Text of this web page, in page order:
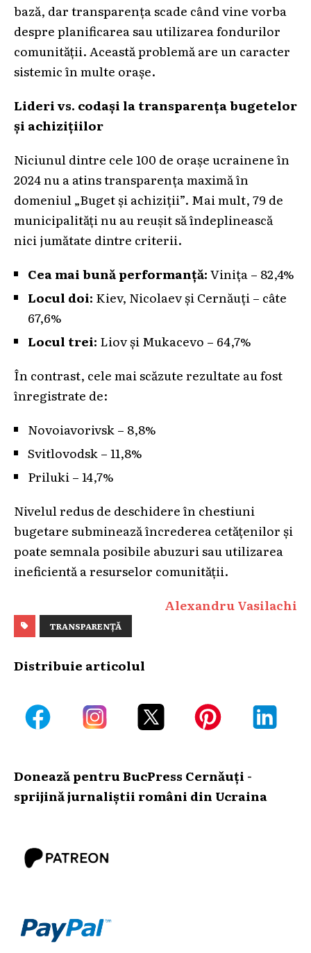
bază, dar transparența scade când vine vorba
despre planificarea sau utilizarea fondurilor
comunității. Această problemă are un caracter
sistemic în multe orașe.
Lideri vs. codași la transparența bugetelor
și achizițiilor
Niciunul dintre cele 100 de orașe ucrainene în
2024 nu a atins transparența maximă în
domeniul „Buget și achiziții”. Mai mult, 79 de
municipalități nu au reușit să îndeplinească
nici jumătate dintre criterii.
Cea mai bună performanță:Vinița – 82,4%
Locul doi: Kiev, Nicolaev și Cernăuți – câte
67,6%
Locul trei: Liov și Mukacevo – 64,7%
În contrast, cele mai scăzute rezultate au fost
înregistrate de:
Novoiavorivsk – 8,8%
Svitlovodsk – 11,8%
Priluki – 14,7%
Nivelul redus de deschidere în chestiuni
bugetare subminează încrederea cetățenilor și
poate semnala posibile abuzuri sau utilizarea
ineficientă a resurselor comunității.
Alexandru Vasilachi
TRANSPARENȚĂ
Distribuie articolul
Donează pentru BucPress Cernăuți -
sprijină jurnaliștii români din Ucraina